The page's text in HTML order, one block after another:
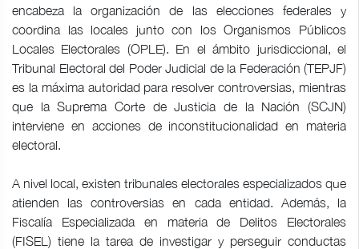
encabeza la organización de las elecciones federales y
coordina las locales junto con los Organismos Públicos
Locales Electorales (OPLE). En el ámbito jurisdiccional, el
Tribunal Electoral del Poder Judicial de la Federación (TEPJF)
es la máxima autoridad para resolver controversias, mientras
que la Suprema Corte de Justicia de la Nación (SCJN)
interviene en acciones de inconstitucionalidad en materia
electoral.
A nivel local, existen tribunales electorales especializados que
atienden las controversias en cada entidad. Además, la
Fiscalía Especializada en materia de Delitos Electorales
(FISEL) tiene la tarea de investigar y perseguir conductas